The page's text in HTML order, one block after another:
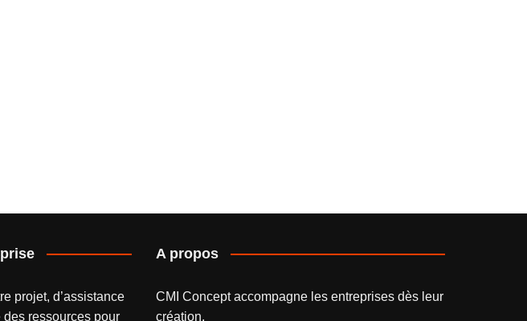
projet, d’assistance
des ressources pour
A propos
CMI Concept accompagne les entreprises dès leur
création.